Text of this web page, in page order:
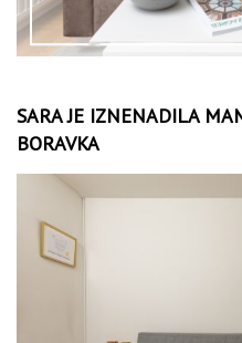
SARA JE IZNENADILA
BORAVKA